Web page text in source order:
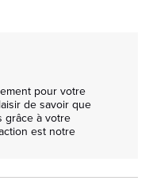
pour votre
de savoir que
grâce à votre
est notre